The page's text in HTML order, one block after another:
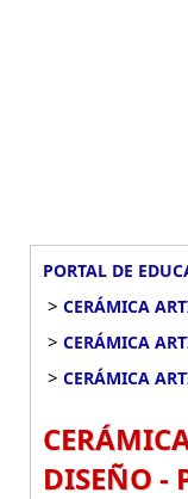
PORTAL DE
> CERÁMICA
> CERÁMICA
> CERÁMICA
DISEÑO -